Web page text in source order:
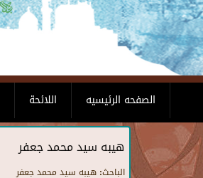
اللائحة الصفحه الرئيسيه
هيبه سيد محمد جعفر
الباحث: هيبه سيد محمد جعفر